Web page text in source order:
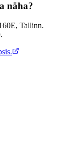
näha?
Tallinn.